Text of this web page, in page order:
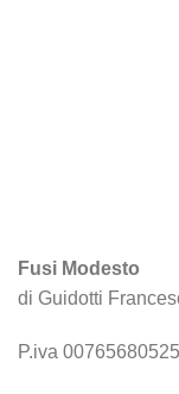
Fusi Modesto
di Guidotti
P.iva 00765680525